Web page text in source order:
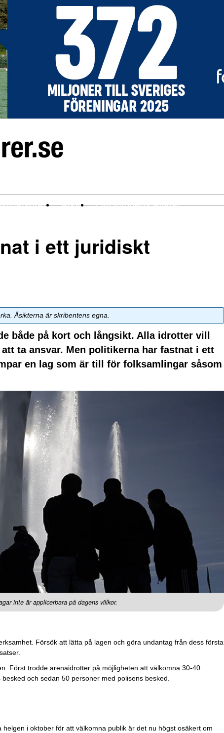
Arkiv Om Idrottens Affärer
i ett juridiskt
Åsikterna är skribentens egna.
både på kort och långsikt. Alla idrotter vill
ta ansvar. Men politikerna har fastnat i ett
en lag som är till för folksamlingar såsom
inte är applicerbara på dagens villkor.
Försök att lätta på lagen och göra undantag från dess första
Först trodde arenaidrotter på möjligheten att välkomna 30-40
och sedan 50 personer med polisens besked.
i oktober för att välkomna publik är det nu högst osäkert om